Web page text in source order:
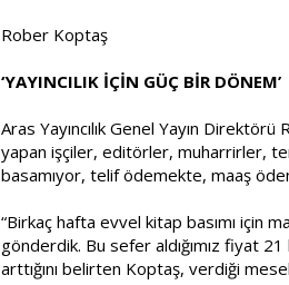
Rober Koptaş
‘YAYINCILIK İÇİN GÜÇ BİR DÖNEM’
Aras Yayıncılık Genel Yayın
yapan işçiler, editörler, muharrirler,
basamıyor, telif ödemekte, maaş
“Birkaç hafta evvel kitap basımı için
gönderdik. Bu sefer aldığımız fiyat
arttığını belirten Koptaş, verdiği